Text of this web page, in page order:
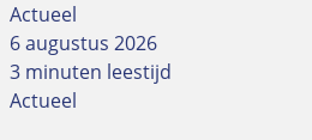
Actueel
6 augustus 2026
3 minuten leestijd
Actueel